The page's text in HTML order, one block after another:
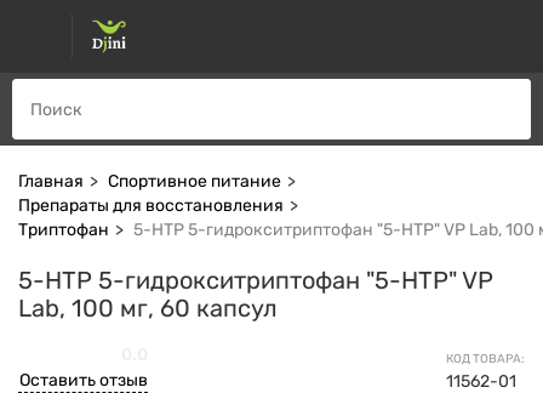
Главная
Спортивное питание
Препараты для восстановления
Триптофан
5-HTP 5-гидрокситриптофан "5-HTP" VP Lab, 100
5-HTP 5-гидрокситриптофан "5-HTP" VP
Lab, 100 мг, 60 капсул
КОД ТОВАРА:
11562-01
Оставить отзыв